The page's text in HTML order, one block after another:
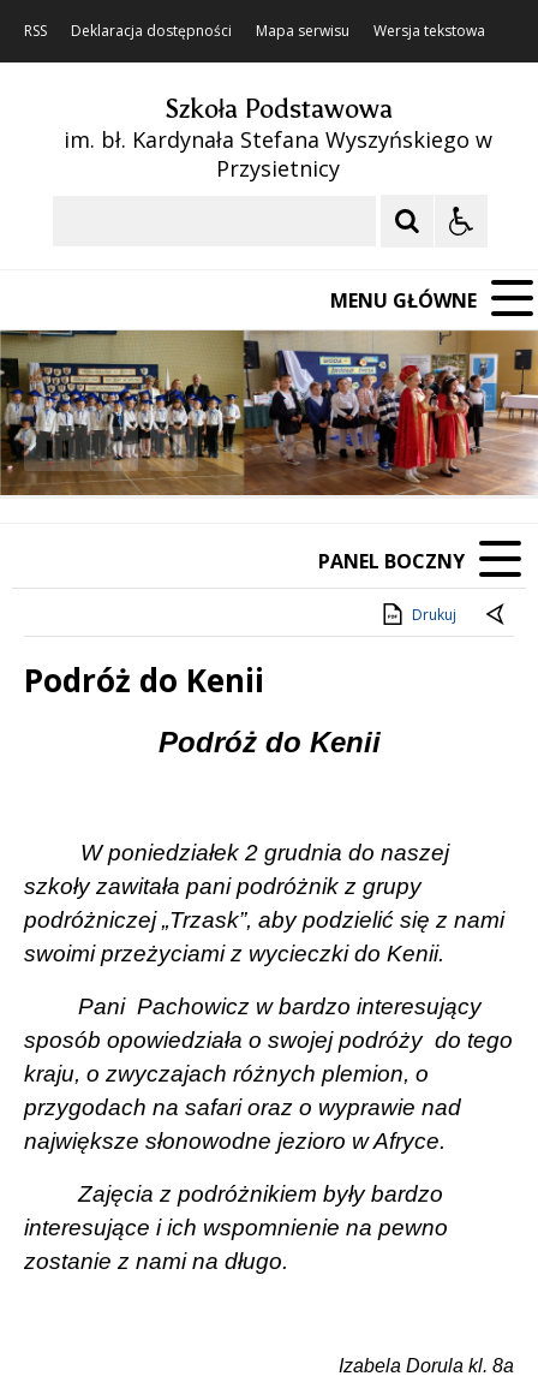
RSS Deklaracja dostępności Mapa serwisu Wersja tekstowa
Szkoła Podstawowa
im. bł. Kardynała Stefana Wyszyńskiego w
Przysietnicy
MENU GŁÓWNE
Poprzedni Element
Następny Element
❚❚
PANEL BOCZNY
Drukuj
Podróż do Kenii
Podróż do Kenii
W poniedziałek 2 grudnia do naszej
szkoły zawitała pani podróżnik z grupy
podróżniczej „Trzask”, aby podzielić się z nami
swoimi przeżyciami z wycieczki do Kenii.
Pani Pachowicz w bardzo interesujący
sposób opowiedziała o swojej podróży do tego
kraju, o zwyczajach różnych plemion, o
przygodach na safari oraz o wyprawie nad
największe słonowodne jezioro w Afryce.
Zajęcia z podróżnikiem były bardzo
interesujące i ich wspomnienie na pewno
zostanie z nami na długo.
Izabela Dorula kl. 8a